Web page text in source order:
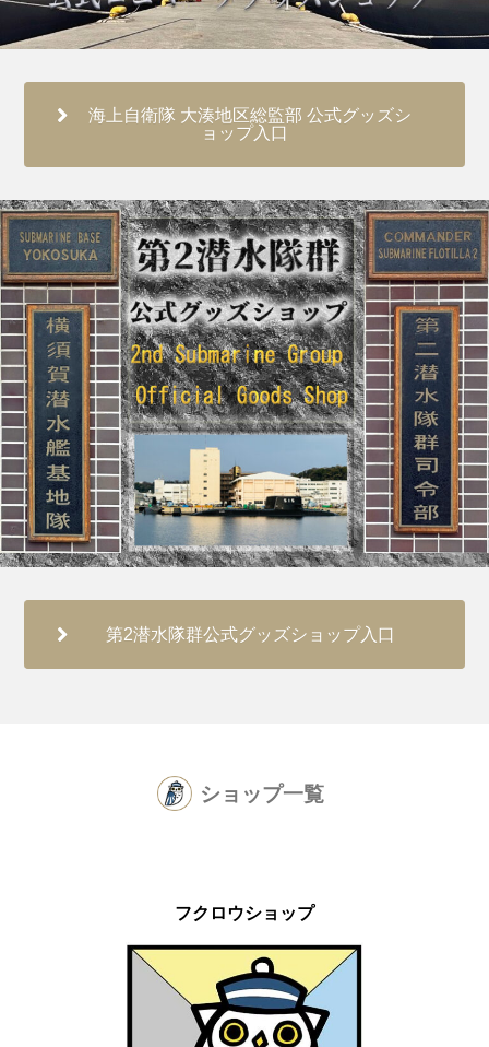
海上自衛隊 大湊地区総監部 公式グッズシ
ョップ入口
第2潜水隊群公式グッズショップ入口
ショップ一覧
フクロウショップ